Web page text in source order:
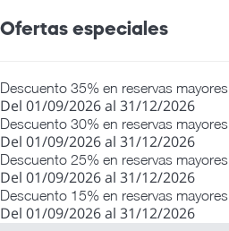
Ofertas especiales
Descuento 35% en reservas
Del 01/09/2026 al 31/12/2026
Descuento 30% en reservas
Del 01/09/2026 al 31/12/2026
Descuento 25% en reservas
Del 01/09/2026 al 31/12/2026
Descuento 15% en reservas
Del 01/09/2026 al 31/12/2026